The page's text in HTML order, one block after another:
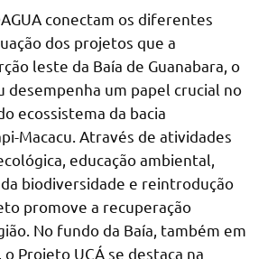
conectam os diferentes
dos projetos que a
leste da Baía de Guanabara, o
desempenha um papel crucial no
ecossistema da bacia
Macacu. Através de atividades
educação ambiental,
biodiversidade e reintrodução
promove a recuperação
No fundo da Baía, também em
Projeto UÇÁ se destaca na